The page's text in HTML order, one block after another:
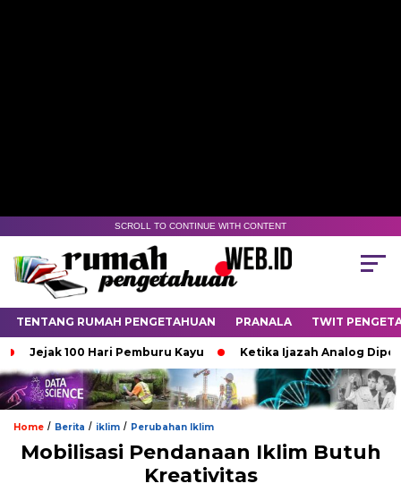
SCROLL TO CONTINUE WITH CONTENT
TENTANG RUMAH PENGETAHUAN PRANALA TWIT
Jejak 100 Hari Pemburu Kayu Ketika Ijazah Analog
Home / Berita / iklim / Perubahan Iklim
Mobilisasi Pendanaan Iklim Butuh
Kreativitas